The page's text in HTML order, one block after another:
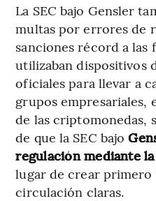
La SEC bajo Gensler
multas por errores de
sanciones récord a las
utilizaban dispositivos
oficiales para llevar a
grupos empresariales,
de las criptomonedas,
de que la SEC bajo
regulación mediante
lugar de crear primero
circulación claras.